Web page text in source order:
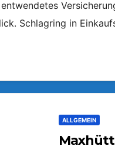
Schlagring in
ALLGEMEIN